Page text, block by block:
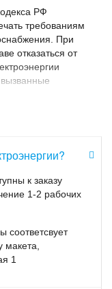
РФ
требованиям
При
отказаться от
средств;
из-за внешних
тока.
электроэнергии
Процедура помогает
к заказу
1-2 рабочих
соответсвует
макета,
1